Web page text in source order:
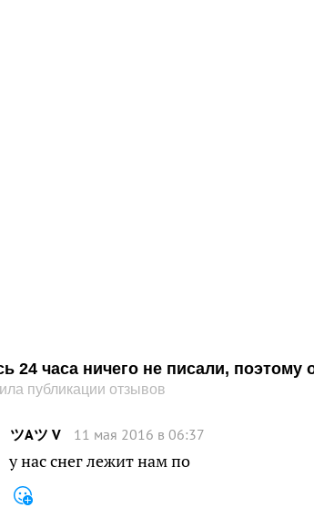
24 часа ничего не писали, поэтому
публикации отзывов
ツАツ V 11 мая 2016 в 06:37
у нас снег лежит нам по